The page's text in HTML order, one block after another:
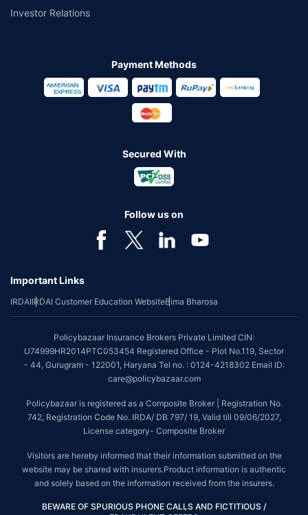
Investor Relations
Payment Methods
Secured With
Follow us on
Important Links
IRDAIIRDAI Customer Education WebsiteBima Bharosa
Policybazaar Insurance Brokers Private Limited CIN:
U74999HR2014PTC053454 Registered Office - Plot No.119, Sector
- 44, Gurugram - 122001, Haryana Tel no. : 0124-4218302 Email ID:
care@policybazaar.com
Policybazaar is registered as a Composite Broker | Registration No.
742, Registration Code No. IRDA/ DB 797/ 19, Valid till 09/06/2027,
License category- Composite Broker
Visitors are hereby informed that their information submitted on the
website may be shared with insurers.Product information is authentic
and solely based on the information received from the insurers.
BEWARE OF SPURIOUS PHONE CALLS AND FICTITIOUS /